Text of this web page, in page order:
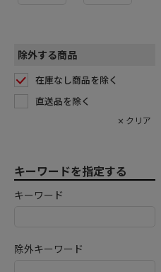
除外する商品
在庫なし商品を除く
直送品を除く
キーワードを指定する
キーワード
除外キーワード